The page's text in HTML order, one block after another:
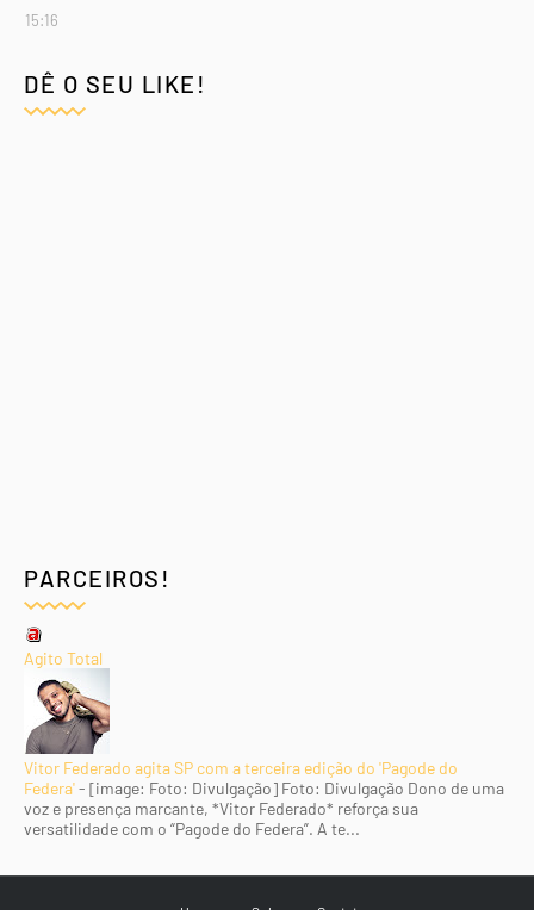
15:16
DÊ O SEU LIKE!
PARCEIROS!
Agito Total
Vitor Federado agita SP com a terceira edição do 'Pagode do
Federa'- [image: Foto: Divulgação] Foto: Divulgação Dono de uma
voz e presença marcante, *Vitor Federado* reforça sua
versatilidade com o “Pagode do Federa”. A te...